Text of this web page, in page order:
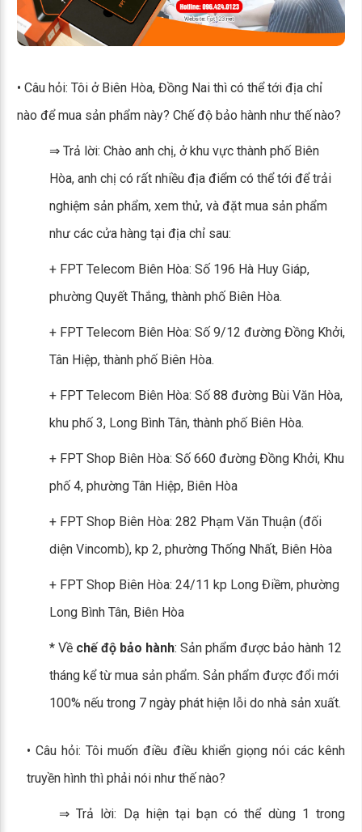
• Câu hỏi: Tôi ở Biên Hòa, Đồng Nai thì có thể tới địa chỉ
nào để mua sản phẩm này? Chế độ bảo hành như thế nào?
⇒ Trả lời: Chào anh chị, ở khu vực thành phố Biên
Hòa, anh chị có rất nhiều địa điểm có thể tới để trải
nghiệm sản phẩm, xem thử, và đặt mua sản phẩm
như các cửa hàng tại địa chỉ sau:
+ FPT Telecom Biên Hòa: Số 196 Hà Huy Giáp,
phường Quyết Thắng, thành phố Biên Hòa.
+ FPT Telecom Biên Hòa: Số 9/12 đường Đồng Khởi,
Tân Hiệp, thành phố Biên Hòa.
+ FPT Telecom Biên Hòa: Số 88 đường Bùi Văn Hòa,
khu phố 3, Long Bình Tân, thành phố Biên Hòa.
+ FPT Shop Biên Hòa: Số 660 đường Đồng Khởi, Khu
phố 4, phường Tân Hiệp, Biên Hòa
+ FPT Shop Biên Hòa: 282 Phạm Văn Thuận (đối
diện Vincomb), kp 2, phường Thống Nhất, Biên Hòa
+ FPT Shop Biên Hòa: 24/11 kp Long Điềm, phường
Long Bình Tân, Biên Hòa
* Về chế độ bảo hành: Sản phẩm được bảo hành 12
tháng kể từ mua sản phẩm. Sản phẩm được đổi mới
100% nếu trong 7 ngày phát hiện lỗi do nhà sản xuất.
• Câu hỏi: Tôi muốn điều điều khiển giọng nói các kênh
truyền hình thì phải nói như thế nào?
⇒ Trả lời: Dạ hiện tại bạn có thể dùng 1 trong